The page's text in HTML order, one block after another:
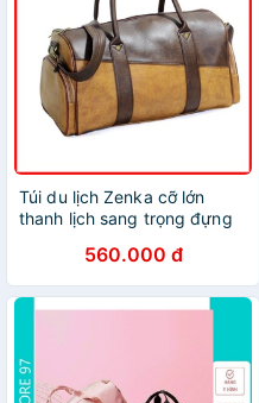
Túi du lịch Zenka cỡ lớn
thanh lịch sang trọng đựng
560.000 đ